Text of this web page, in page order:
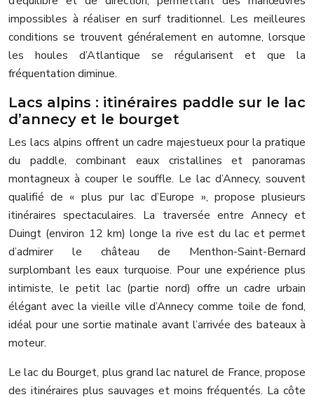
impossibles à réaliser en surf traditionnel. Les meilleures
conditions se trouvent généralement en automne, lorsque
les houles d’Atlantique se régularisent et que la
fréquentation diminue.
Lacs alpins : itinéraires paddle sur le lac
d’annecy et le bourget
Les lacs alpins offrent un cadre majestueux pour la pratique
du paddle, combinant eaux cristallines et panoramas
montagneux à couper le souffle. Le lac d’Annecy, souvent
qualifié de « plus pur lac d’Europe », propose plusieurs
itinéraires spectaculaires. La traversée entre Annecy et
Duingt (environ 12 km) longe la rive est du lac et permet
d’admirer le château de Menthon-Saint-Bernard
surplombant les eaux turquoise. Pour une expérience plus
intimiste, le petit lac (partie nord) offre un cadre urbain
élégant avec la vieille ville d’Annecy comme toile de fond,
idéal pour une sortie matinale avant l’arrivée des bateaux à
moteur.
Le lac du Bourget, plus grand lac naturel de France, propose
des itinéraires plus sauvages et moins fréquentés. La côte